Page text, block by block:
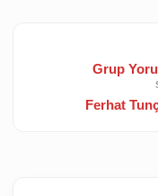
Grup
Ferhat